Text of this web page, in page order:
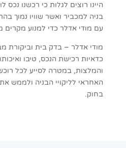
היינו רוצים לגלות כי רכשנו נכס
בניה למכביר ואשר שוויו נמוך
עם מודי אדלר כדי למנוע מקרים
מודי אדלר – בדק בית וביקורת
כדאיות רכישת הנכס, טיבו
והמלצות, במטרה לסייע לכל
האחראי לליקויי הבניה ולממש את
בחוק.